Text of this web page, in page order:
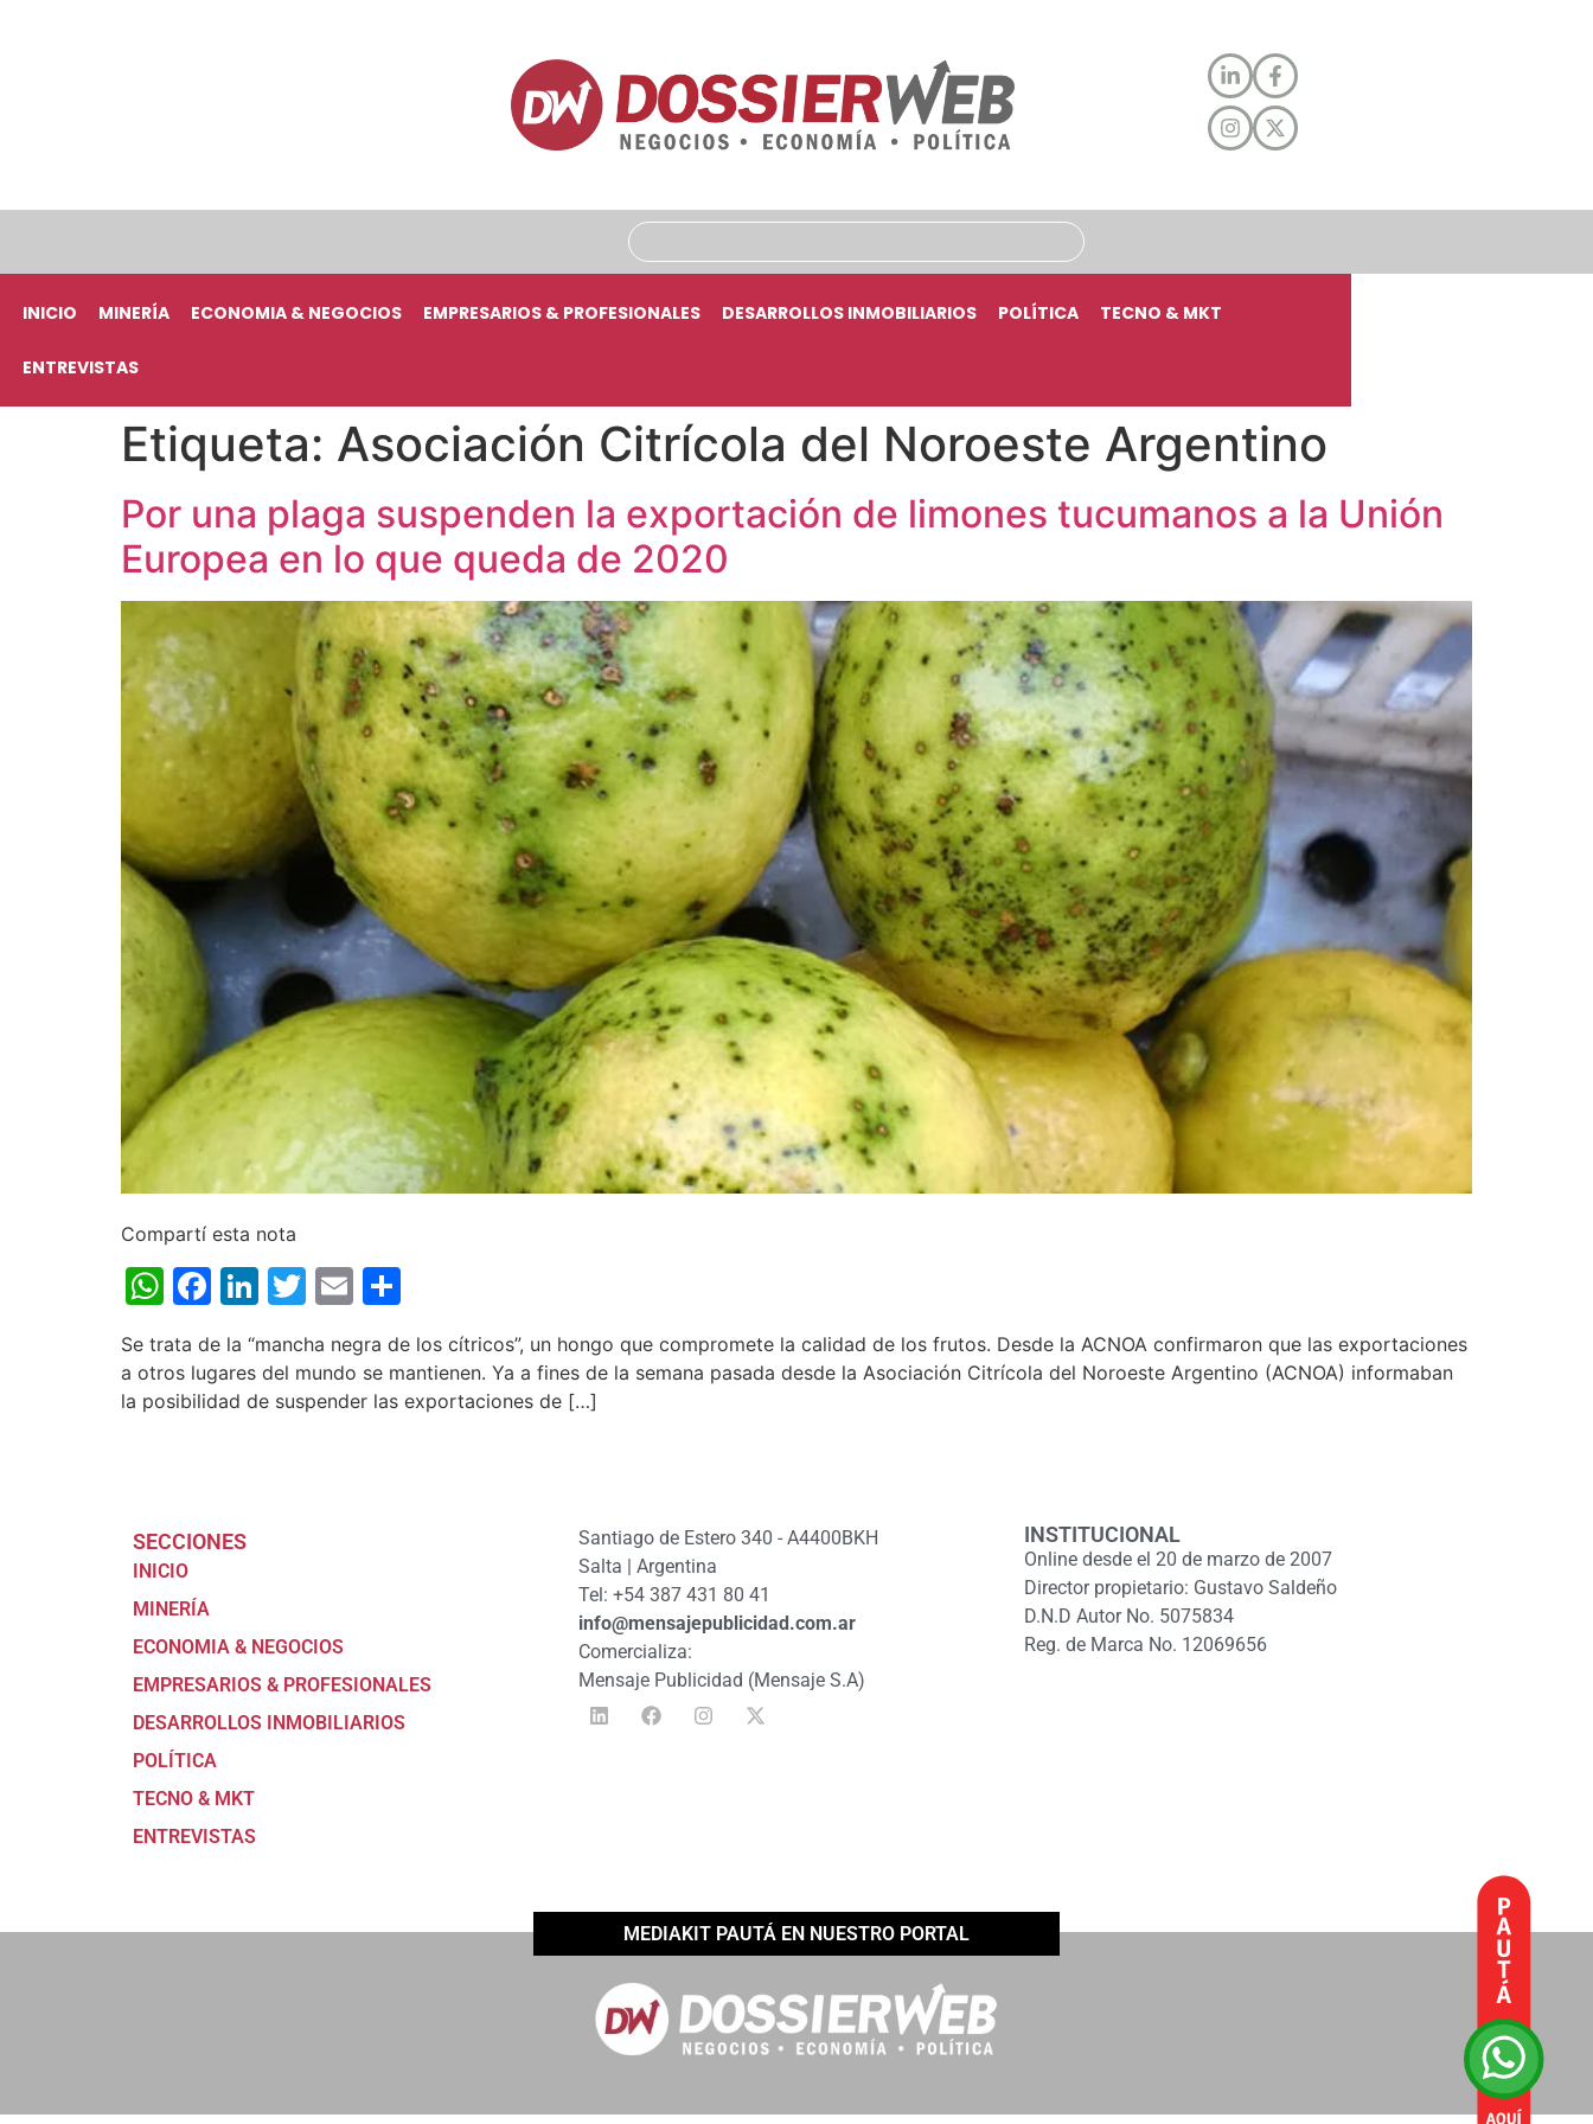
INICIO MINERÍA ECONOMIA & NEGOCIOS EMPRESARIOS & PROFESIONALES DESARROLLOS INMOBILIARIOS POLÍTICA TECNO & MKT
ENTREVISTAS
Etiqueta: Asociación Citrícola del Noroeste Argentino
Por una plaga suspenden la exportación de limones tucumanos a la Unión
Europea en lo que queda de 2020
Compartí esta nota
WhatsApp
Facebook
LinkedIn
Twitter
Email
Se trata de la “mancha negra de los cítricos”, un hongo que compromete la calidad de los frutos. Desde la ACNOA confirmaron que las exportaciones
a otros lugares del mundo se mantienen. Ya a fines de la semana pasada desde la Asociación Citrícola del Noroeste Argentino (ACNOA) informaban
la posibilidad de suspender las exportaciones de […]
SECCIONES
INICIO
MINERÍA
ECONOMIA & NEGOCIOS
EMPRESARIOS & PROFESIONALES
DESARROLLOS INMOBILIARIOS
POLÍTICA
TECNO & MKT
ENTREVISTAS
Santiago de Estero 340 - A4400BKH
Salta | Argentina
Tel: +54 387 431 80 41
info@mensajepublicidad.com.ar
Comercializa:
Mensaje Publicidad (Mensaje S.A)
INSTITUCIONAL
Online desde el 20 de marzo de 2007
Director propietario: Gustavo Saldeño
D.N.D Autor No. 5075834
Reg. de Marca No. 12069656
MEDIAKIT PAUTÁ EN NUESTRO PORTAL